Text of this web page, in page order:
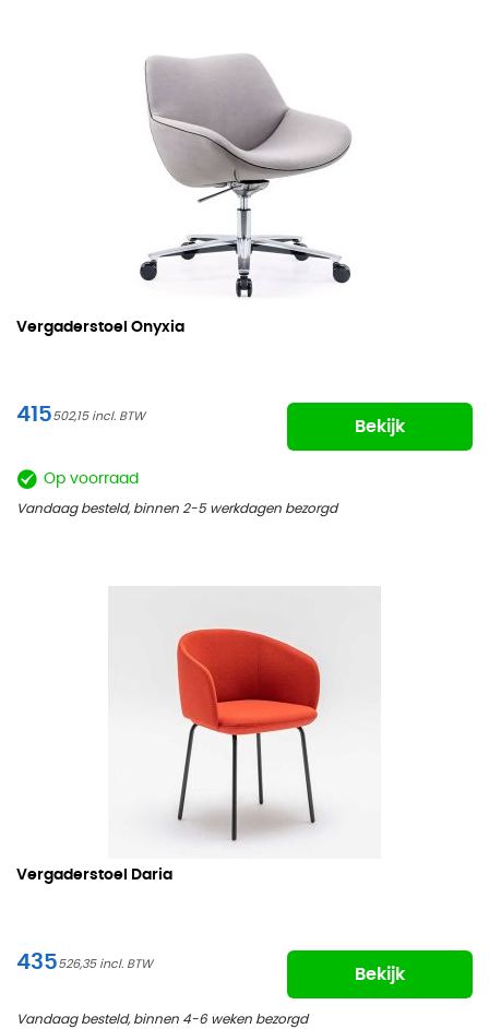
Vergaderstoel Onyxia
415502,15
Bekijk
Op voorraad
Vandaag besteld, binnen 2-5 werkdagen bezorgd
Vergaderstoel Daria
435526,35
Bekijk
Vandaag besteld, binnen 4-6 weken bezorgd